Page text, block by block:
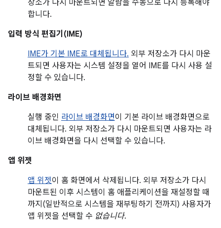
장소가 다시 마운트되면 알람을 수동으로 다시 등록해야
합니다.
입력 방식 편집기(IME)
IME가 기본 IME로 대체됩니다. 외부 저장소가 다시 마운
트되면 사용자는 시스템 설정을 열어 IME를 다시 사용 설
정할 수 있습니다.
라이브 배경화면
실행 중인 라이브 배경화면이 기본 라이브 배경화면으로
대체됩니다. 외부 저장소가 다시 마운트되면 사용자는 라
이브 배경화면을 다시 선택할 수 있습니다.
앱 위젯
앱 위젯이 홈 화면에서 삭제됩니다. 외부 저장소가 다시
마운트된 이후 시스템이 홈 애플리케이션을 재설정할 때
까지(일반적으로 시스템을 재부팅하기 전까지) 사용자가
앱 위젯을 선택할 수 없습니다.